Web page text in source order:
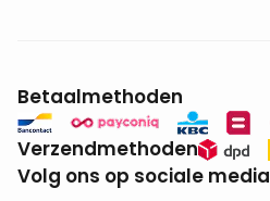
Betaalmethoden
Verzendmethoden
Volg ons op sociale media